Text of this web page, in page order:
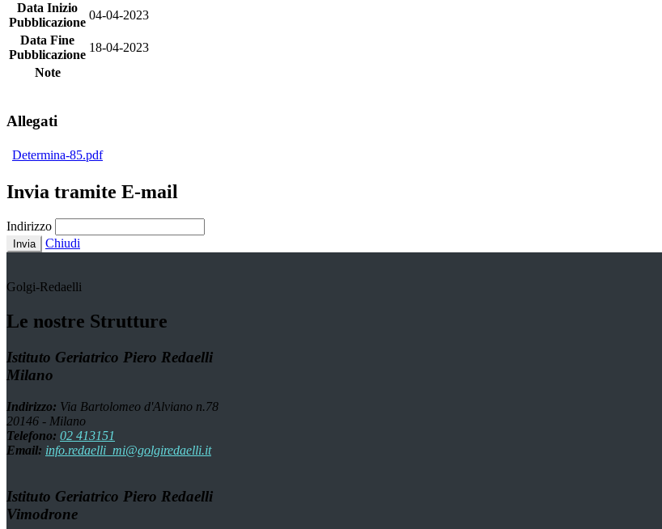
Data Inizio
Pubblicazione
04-04-2023
Data Fine
Pubblicazione
18-04-2023
Note
Allegati
Determina-85.pdf
Invia tramite E-mail
Indirizzo
Invia Chiudi
Golgi-Redaelli
Le nostre Strutture
Istituto Geriatrico Piero Redaelli
Milano
Indirizzo: Via Bartolomeo d'Alviano n.78
20146 - Milano
Telefono: 02 413151
Email: info.redaelli_mi@golgiredaelli.it
Istituto Geriatrico Piero Redaelli
Vimodrone